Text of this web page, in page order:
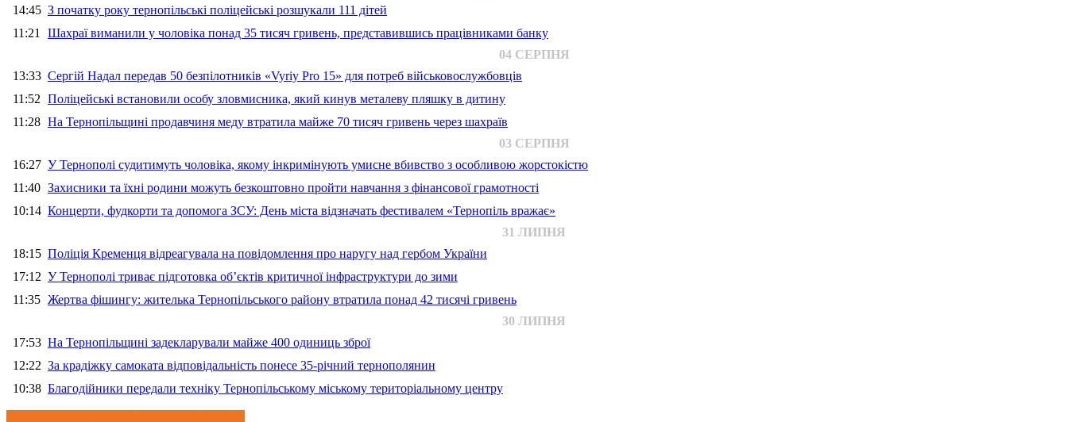
14:45 З початку року тернопільські поліцейські розшукали 111 дітей
11:21 Шахраї виманили у чоловіка понад 35 тисяч гривень, представившись працівниками банку
04 СЕРПНЯ
13:33 Сергій Надал передав 50 безпілотників «Vyriy Pro 15» для потреб військовослужбовців
11:52 Поліцейські встановили особу зловмисника, який кинув металеву пляшку в дитину
11:28 На Тернопільщині продавчиня меду втратила майже 70 тисяч гривень через шахраїв
03 СЕРПНЯ
16:27 У Тернополі судитимуть чоловіка, якому інкримінують умисне вбивство з особливою жорстокістю
11:40 Захисники та їхні родини можуть безкоштовно пройти навчання з фінансової грамотності
10:14 Концерти, фудкорти та допомога ЗСУ: День міста відзначать фестивалем «Тернопіль вражає»
31 ЛИПНЯ
18:15 Поліція Кременця відреагувала на повідомлення про наругу над гербом України
17:12 У Тернополі триває підготовка об’єктів критичної інфраструктури до зими
11:35 Жертва фішингу: жителька Тернопільського району втратила понад 42 тисячі гривень
30 ЛИПНЯ
17:53 На Тернопільщині задекларували майже 400 одиниць зброї
12:22 За крадіжку самоката відповідальність понесе 35-річний тернополянин
10:38 Благодійники передали техніку Тернопільському міському територіальному центру